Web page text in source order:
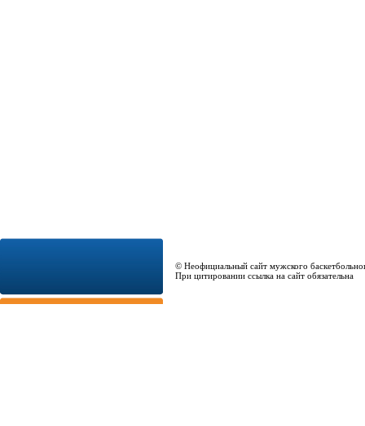
© Неофициальный сайт мужского
При цитировании ссылка на сайт обязательна